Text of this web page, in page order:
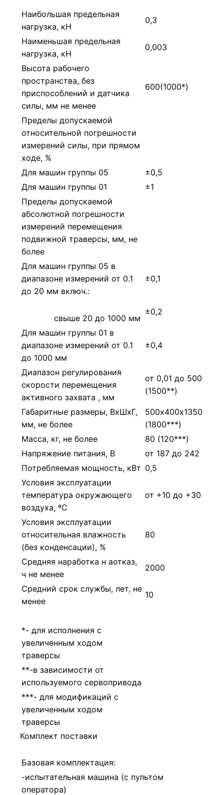
Наибольшая предельная
нагрузка, кН
0,3
Наименьшая предельная
нагрузка, кН
0,003
Высота рабочего
пространства, без
приспособлений и датчика
силы, мм не менее
600(1000*)
Пределы допускаемой
относительной погрешности
измерений силы, при прямом
ходе, %
Для машин группы 05
±0,5
Для машин группы 01
±1
Пределы допускаемой
абсолютной погрешности
измерений перемещения
подвижной траверсы, мм, не
более
Для машин группы 05 в
диапазоне измерений от 0.1
до 20 мм включ.:
±0,1
свыше 20 до 1000 мм
±0,2
Для машин группы 01 в
диапазоне измерений от 0.1
до 1000 мм
±0,4
Диапазон регулирования
скорости перемещения
активного захвата , мм
от 0,01 до 500
(1500**)
Габаритные размеры, ВхШхГ,
мм, не более
500х400х1350
(1800***)
Масса, кг, не более
80 (120***)
Напряжение питания, В
от 187 до 242
Потребляемая мощность, кВт 0,5
Условия эксплуатации
температура окружающего
воздуха, ºС
от +10 до +30
Условия эксплуатации
относительная влажность
(без конденсации), %
80
Средняя наработка н аотказ,
ч не менее
2000
Средний срок службы, лет, не
менее
10
*- для исполнения с
увеличенным ходом
траверсы
**-в зависимости от
используемого сервопривода
***- для модификаций с
увеличенным ходом
траверсы
Комплект поставки
Базовая комплектация:
-испытательная машина (с пультом
оператора)